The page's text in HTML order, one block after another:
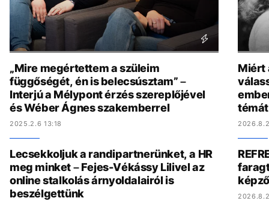
„Mire megértettem a szüleim
függőségét, én is belecsúsztam” –
Interjú a Mélypont érzés szereplőjével
és Wéber Ágnes szakemberrel
2025.2.6 13:18
Lecsekkoljuk a randipartnerünket, a HR
meg minket – Fejes-Vékássy Lilivel az
online stalkolás árnyoldalairól is
beszélgettünk
Miért
témát